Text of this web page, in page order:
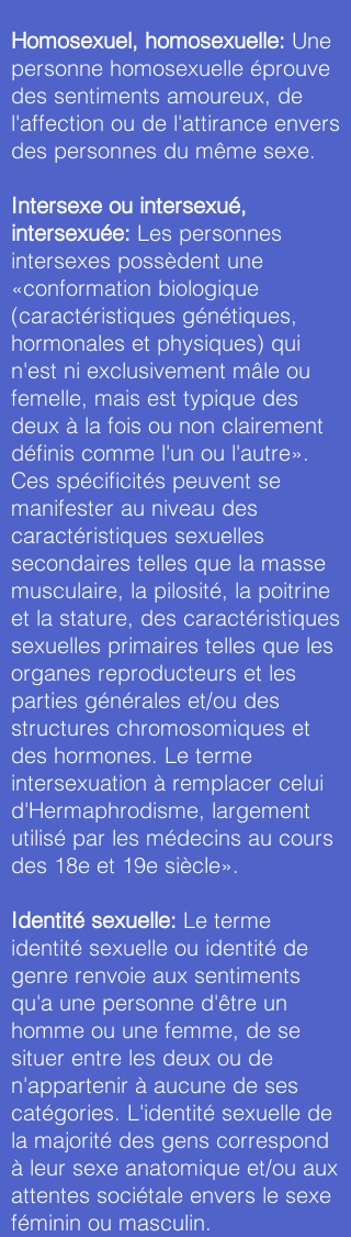
Homosexuel, homosexuelle: Une
personne homosexuelle éprouve
des sentiments amoureux, de
l'affection ou de l'attirance envers
des personnes du même sexe.
Intersexe ou intersexué,
intersexuée: Les personnes
intersexes possèdent une
«conformation biologique
(caractéristiques génétiques,
hormonales et physiques) qui
n'est ni exclusivement mâle ou
femelle, mais est typique des
deux à la fois ou non clairement
définis comme l'un ou l'autre».
Ces spécificités peuvent se
manifester au niveau des
caractéristiques sexuelles
secondaires telles que la masse
musculaire, la pilosité, la poitrine
et la stature, des caractéristiques
sexuelles primaires telles que les
organes reproducteurs et les
parties générales et/ou des
structures chromosomiques et
des hormones. Le terme
intersexuation à remplacer celui
d'Hermaphrodisme, largement
utilisé par les médecins au cours
des 18e et 19e siècle».
Identité sexuelle: Le terme
identité sexuelle ou identité de
genre renvoie aux sentiments
qu'a une personne d'être un
homme ou une femme, de se
situer entre les deux ou de
n'appartenir à aucune de ses
catégories. L'identité sexuelle de
la majorité des gens correspond
à leur sexe anatomique et/ou aux
attentes sociétale envers le sexe
féminin ou masculin.